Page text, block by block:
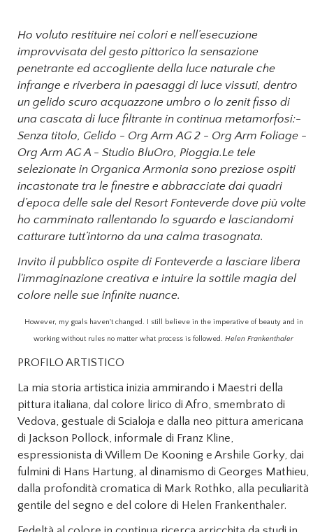
Ho voluto restituire nei colori e nell’esecuzione
improvvisata del gesto pittorico la sensazione
penetrante ed accogliente della luce naturale che
infrange e riverbera in paesaggi di luce vissuti, dentro
un gelido scuro acquazzone umbro o lo zenit fisso di
una cascata di luce filtrante in continua metamorfosi:-
Senza titolo, Gelido - Org Arm AG 2 - Org Arm Foliage -
Org Arm AG A - Studio BluOro, Pioggia.Le tele
selezionate in Organica Armonia sono preziose ospiti
incastonate tra le finestre e abbracciate dai quadri
d’epoca delle sale del Resort Fonteverde dove più volte
ho camminato rallentando lo sguardo e lasciandomi
catturare tutt’intorno da una calma trasognata.
Invito il pubblico ospite di Fonteverde a lasciare libera
l'immaginazione creativa e intuire la sottile magia del
colore nelle sue infinite nuance.
However, my goals haven't changed. I still believe in the imperative of beauty and in
working without rules no matter what process is followed. Helen Frankenthaler
PROFILO ARTISTICO
La mia storia artistica inizia ammirando i Maestri della
pittura italiana, dal colore lirico di Afro, smembrato di
Vedova, gestuale di Scialoja e dalla neo pittura americana
di Jackson Pollock, informale di Franz Kline,
espressionista di Willem De Kooning e Arshile Gorky, dai
fulmini di Hans Hartung, al dinamismo di Georges Mathieu,
dalla profondità cromatica di Mark Rothko, alla peculiarità
gentile del segno e del colore di Helen Frankenthaler.